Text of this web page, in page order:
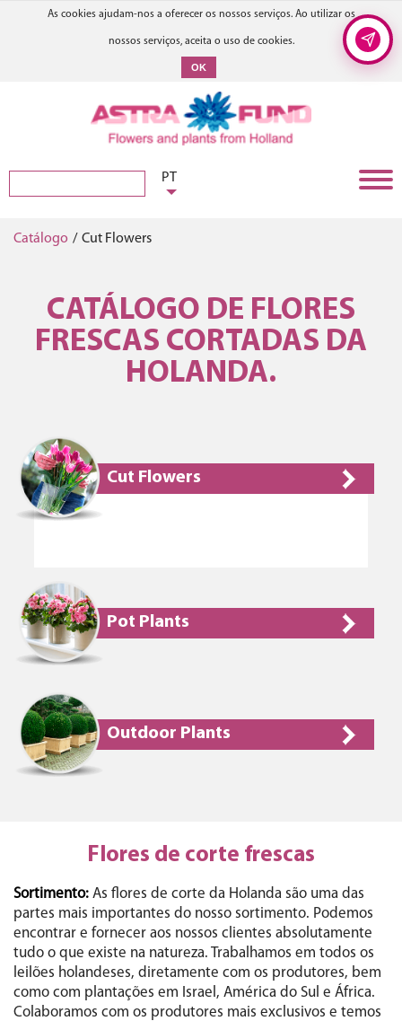
As cookies ajudam-nos a oferecer os nossos serviços. Ao utilizar os
nossos serviços, aceita o uso de cookies.
OK
PT
Catálogo / Cut Flowers
CATÁLOGO DE FLORES
FRESCAS CORTADAS DA
HOLANDA.
Cut Flowers
Pot Plants
Outdoor Plants
Flores de corte frescas
Sortimento: As flores de corte da Holanda são uma das
partes mais importantes do nosso sortimento. Podemos
encontrar e fornecer aos nossos clientes absolutamente
tudo o que existe na natureza. Trabalhamos em todos os
leilões holandeses, diretamente com os produtores, bem
como com plantações em Israel, América do Sul e África.
Colaboramos com os produtores mais exclusivos e temos